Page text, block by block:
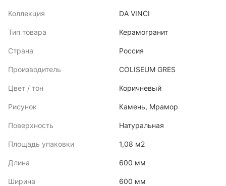
Коллекция DA VINCI
Тип товара Керамогранит
Страна Россия
Производитель COLISEUM GRES
Цвет / тон Коричневый
Рисунок Камень, Мрамор
Поверхность Натуральная
Площадь упаковки 1,08 м2
Длина 600 мм
Ширина 600 мм